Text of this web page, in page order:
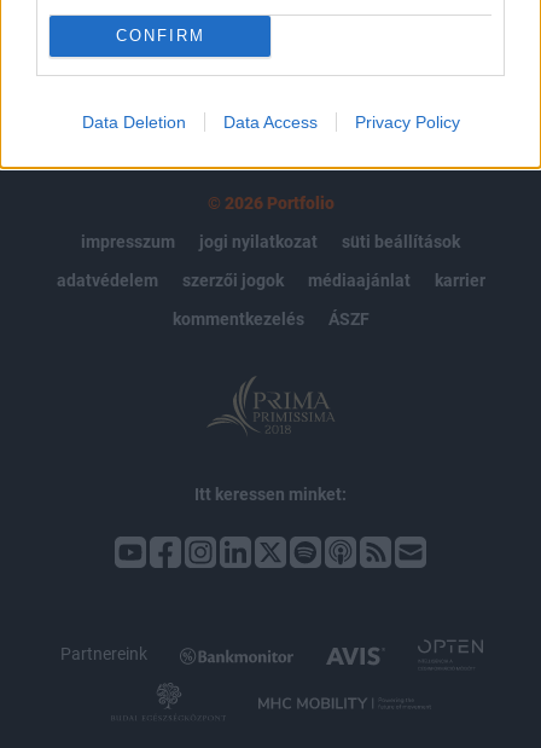
CONFIRM
Data Deletion Data Access Privacy Policy
MÁR ELŐFIZETŐNK VAGY?BEJELENTKEZÉS
© 2026 Portfolio
impresszum
jogi nyilatkozat
süti beállítások
adatvédelem
szerzői jogok médiaajánlat
karrier
kommentkezelés
ÁSZF
Itt keressen minket:
Partnereink